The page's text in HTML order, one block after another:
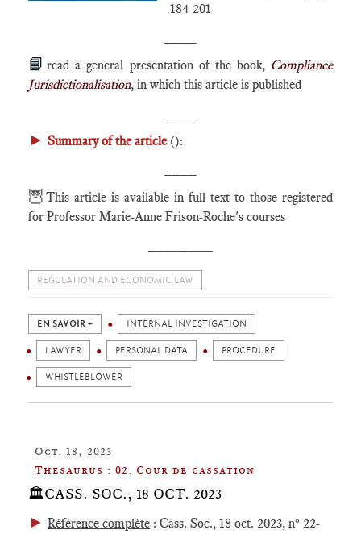
184-201
📘read a general presentation of the book, Compliance
Jurisdictionalisation, in which this article is published
► Summary of the article ():
🦉 This article is available in full text to those registered
for Professor Marie-Anne Frison-Roche's courses
REGULATION AND ECONOMIC LAW
EN SAVOIR + INTERNAL INVESTIGATION
LAWYER PERSONAL DATA PROCEDURE
WHISTLEBLOWER
Oct. 18, 2023
Thesaurus : 02. Cour de cassation
🏛️CASS. SOC., 18 OCT. 2023
► Référence complète : Cass. Soc., 18 oct. 2023, n° 22-